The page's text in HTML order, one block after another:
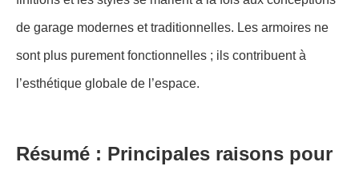
de garage modernes et traditionnelles. Les armoires ne
sont plus purement fonctionnelles ; ils contribuent à
l’esthétique globale de l’espace.
Résumé : Principales raisons pour